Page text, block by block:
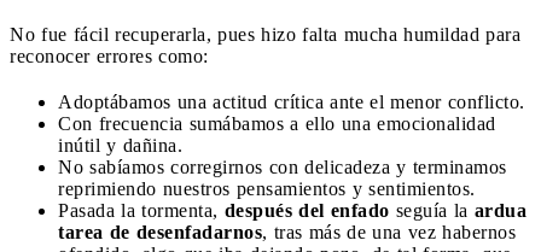
No fue fácil recuperarla, pues hizo falta mucha humildad para
reconocer errores como:
Adoptábamos una actitud crítica ante el menor conflicto.
Con frecuencia sumábamos a ello una emocionalidad
inútil y dañina.
No sabíamos corregirnos con delicadeza y terminamos
reprimiendo nuestros pensamientos y sentimientos.
Pasada la tormenta, después del enfado seguía la ardua
tarea de desenfadarnos, tras más de una vez habernos